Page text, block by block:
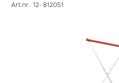
Art.nr. 12-812051